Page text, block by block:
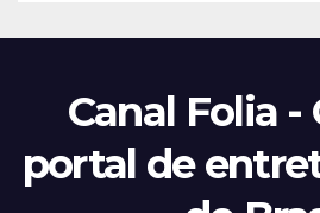
Canal Folia -
portal de